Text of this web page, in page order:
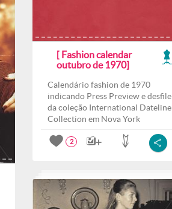
[ Fashion calendar
outubro de 1970]
Calendário fashion de 1970
indicando Press Preview e desfile
da coleção International Dateline
Collection em Nova York
2